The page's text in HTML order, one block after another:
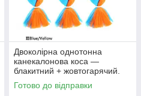
Двоколірна однотонна
канекалонова коса —
блакитний + жовтогарячий.
Довжина в косі 60 см.
#Термостійка.
Готово до відправки